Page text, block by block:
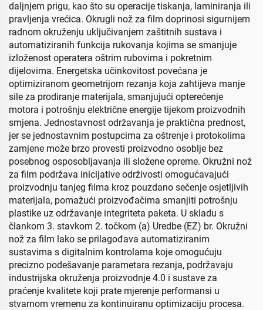
daljnjem prigu, kao što su operacije tiskanja, laminiranja ili
pravljenja vrećica. Okrugli nož za film doprinosi sigurnijem
radnom okruženju uključivanjem zaštitnih sustava i
automatiziranih funkcija rukovanja kojima se smanjuje
izloženost operatera oštrim rubovima i pokretnim
dijelovima. Energetska učinkovitost povećana je
optimiziranom geometrijom rezanja koja zahtijeva manje
sile za prodiranje materijala, smanjujući opterećenje
motora i potrošnju električne energije tijekom proizvodnih
smjena. Jednostavnost održavanja je praktična prednost,
jer se jednostavnim postupcima za oštrenje i protokolima
zamjene može brzo provesti proizvodno osoblje bez
posebnog osposobljavanja ili složene opreme. Okružni nož
za film podržava inicijative održivosti omogućavajući
proizvodnju tanjeg filma kroz pouzdano sečenje osjetljivih
materijala, pomažući proizvođačima smanjiti potrošnju
plastike uz održavanje integriteta paketa. U skladu s
člankom 3. stavkom 2. točkom (a) Uredbe (EZ) br. Okružni
nož za film lako se prilagođava automatiziranim
sustavima s digitalnim kontrolama koje omogućuju
precizno podešavanje parametara rezanja, podržavaju
industrijska okruženja proizvodnje 4.0 i sustave za
praćenje kvalitete koji prate mjerenje performansi u
stvarnom vremenu za kontinuiranu optimizaciju procesa.